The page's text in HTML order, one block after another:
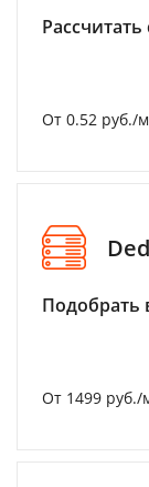
От 0.52 руб./
Подобрать
От 1499 руб./